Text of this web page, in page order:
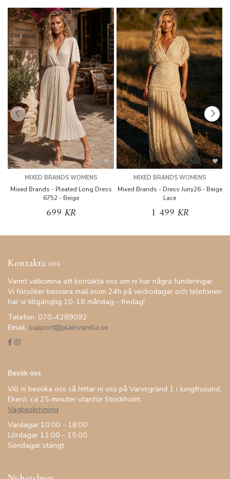
MIXED BRANDS WOMENS
Mixed Brands - Pleated Long Dress
6752 - Beige
699 KR
MIXED BRANDS WOMENS
Mixed Brands - Dress Juny26 - Beige
Lace
1 499 KR
Kontakta oss
Varmt välkomna att kontakta oss om ni har några funderingar.
Vi försöker besvara mail inom 24h på veckodagar och telefonen
har vi tillgänglig 10-18 måndag - fredag!
Telefon: 070-4289092
Email: support@plainvanilla.se
Besök oss
Vill ni besöka oss så hittar ni oss på Varvsgränd 1 i Jungfrusund,
Ekerö, ca 25 minuter utanför Stockholm.
Vägbeskrivning
Vardagar 10:00 - 18:00
Lördagar 11:00 - 15:00
Söndagar stängt